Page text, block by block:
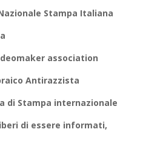
Stampa Italiana
association
Antirazzista
di Stampa internazionale
di essere informati,